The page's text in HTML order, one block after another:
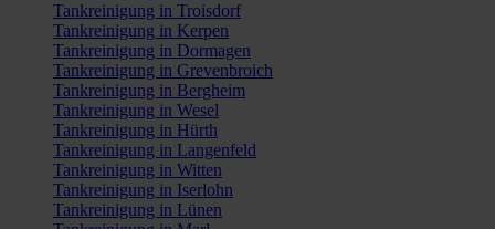
Tankreinigung in Troisdorf
Tankreinigung in Kerpen
Tankreinigung in Dormagen
Tankreinigung in Grevenbroich
Tankreinigung in Bergheim
Tankreinigung in Wesel
Tankreinigung in Hürth
Tankreinigung in Langenfeld
Tankreinigung in Witten
Tankreinigung in Iserlohn
Tankreinigung in Lünen